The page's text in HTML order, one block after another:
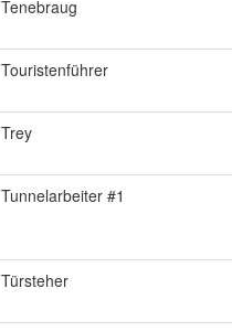
Tenebraug
Touristenführer
Trey
Tunnelarbeiter #1
Türsteher